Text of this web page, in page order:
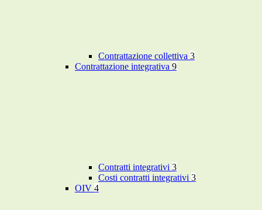
Contrattazione collettiva 3
Contrattazione integrativa 9
Contratti integrativi 3
Costi contratti integrativi 3
OIV 4